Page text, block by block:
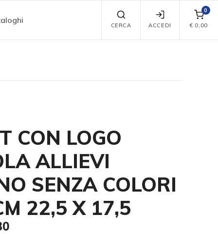
CERCA ACCEDI
0
€ 0,00
CON LOGO
ALLIEVI
SENZA COLORI
22,5 X 17,5